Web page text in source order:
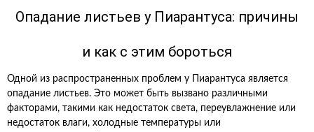
Опадание листьев у Пиарантуса: причины
и как с этим бороться
Одной из распространенных проблем у Пиарантуса является
опадание листьев. Это может быть вызвано различными
факторами, такими как недостаток света, переувлажнение или
недостаток влаги, холодные температуры или